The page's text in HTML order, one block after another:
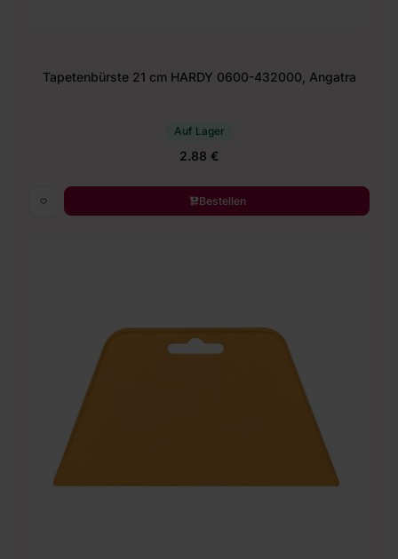
Tapetenbürste 21 cm HARDY 0600-432000, Angatra
Auf Lager
2.88 €
Bestellen